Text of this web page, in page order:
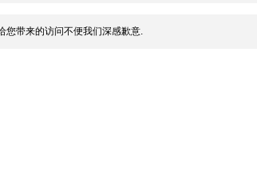
您带来的访问不便我们深感歉意.